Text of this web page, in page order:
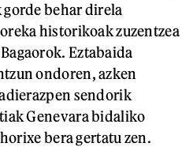
behar direla
historikoak zuzentzea
Eztabaida
ondoren, azken
sendorik
Genevara bidaliko
bera gertatu zen.